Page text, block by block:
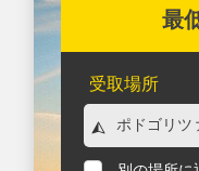
最
受取場所